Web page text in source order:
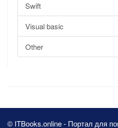
Swift
Visual basic
Other
© ITBooks.online - Портал для